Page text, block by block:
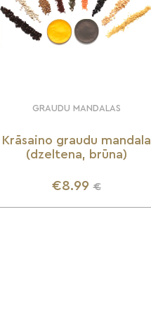
GRAUDU MANDALAS
Krāsaino graudu mandala
(dzeltena, brūna)
€8.99 €
UZZINI VAIRĀK